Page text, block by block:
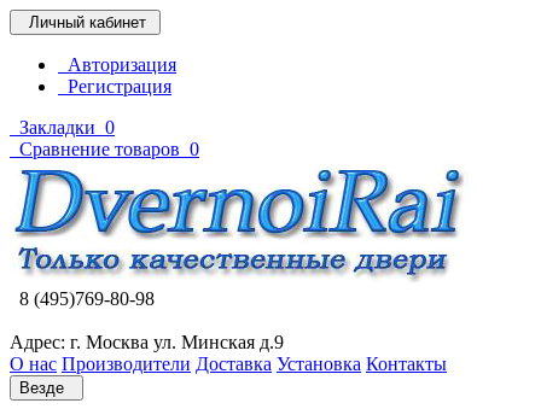
Личный кабинет
Авторизация
Регистрация
Закладки 0
Сравнение товаров 0
8 (495)769-80-98
Адрес: г. Москва ул. Минская д.9
О нас Производители Доставка Установка Контакты
Везде